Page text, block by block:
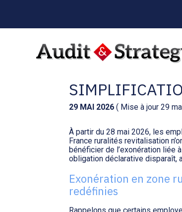
sub-
header
Aller
29 MAI 2026 ( Mise à jour 29
À partir du 28 mai 2026, les
France ruralités revitalisation
bénéficier de l’exonération liée
obligation déclarative disparaît,
Exonération en zone
redéfinies